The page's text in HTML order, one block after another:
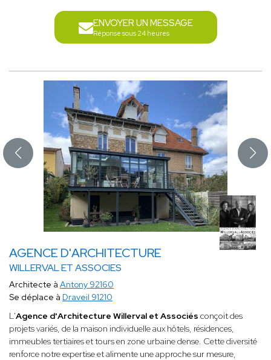
ENVOYER UN MESSAGE
Réponse sous 24 heures
AGENCE D'ARCHITECTURE
WILLERVAL ET ASSOCIES
Architecte à Antony 92160
Se déplace à Draveil 91210
L'Agence d'Architecture Willerval et Associés conçoit des
projets variés, de la maison individuelle aux hôtels, résidences,
immeubles tertiaires et tours en zone urbaine dense. Cette diversité
renforce notre expertise et alimente une approche sur mesure,